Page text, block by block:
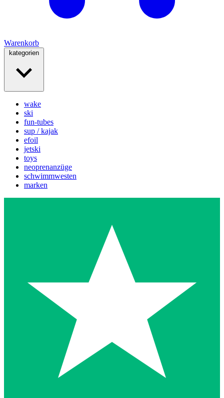
Warenkorb
kategorien
wake
ski
fun-tubes
sup / kajak
efoil
jetski
toys
neoprenanzüge
schwimmwesten
marken